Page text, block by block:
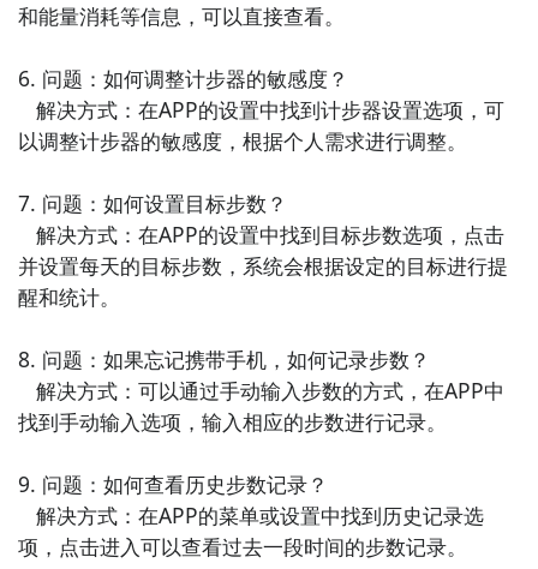
建议和方法，达到减肥和健康的目标。
10. 《健康习惯》- 这款APP帮助用户建立健康的生活习
惯，包括定时运动、合理饮食、足够睡眠等方面，通过
养成健康习惯，达到减肥健身的效果。
和能量消耗等信息，可以直接查看。
6. 问题：如何调整计步器的敏感度？
以调整计步器的敏感度，根据个人需求进行调整。
7. 问题：如何设置目标步数？
并设置每天的目标步数，系统会根据设定的目标进行提
醒和统计。
8. 问题：如果忘记携带手机，如何记录步数？
找到手动输入选项，输入相应的步数进行记录。
9. 问题：如何查看历史步数记录？
项，点击进入可以查看过去一段时间的步数记录。